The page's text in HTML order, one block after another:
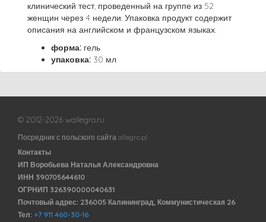
клинический тест, проведенный на группе из 52
женщин через 4 недели. Упаковка продукт содержит
описания на английском и французском языках.
форма: гель
упаковка: 30 мл
© 2012-2026 wallegro.ru
Посредник с польского сайта allegro.pl
Контакты
ИП Воробьева Наталья Александровна
ИНН 390705644610
ОГРНИП 326390000040631
Почтовый адрес: 236005 Калининград, Коммунистическая 26
Тел: +7 911 460-30-16